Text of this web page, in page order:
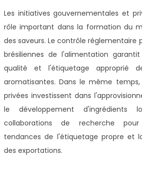
Les initiatives gouvernementales et
rôle important dans la formation du
des saveurs. Le contrôle réglementaire
brésiliennes de l'alimentation
qualité et l'étiquetage approprié
aromatisantes. Dans le même temps,
privées investissent dans
le développement d'ingrédients
collaborations de recherche
tendances de l'étiquetage propre et
des exportations.